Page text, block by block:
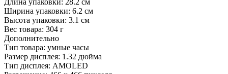
Ширина упаковки: 6.2 см
Высота упаковки: 3.1 см
Вес товара: 304 г
Дополнительно
Тип товара: умные часы
Размер дисплея: 1.32 дюйма
Тип дисплея: AMOLED